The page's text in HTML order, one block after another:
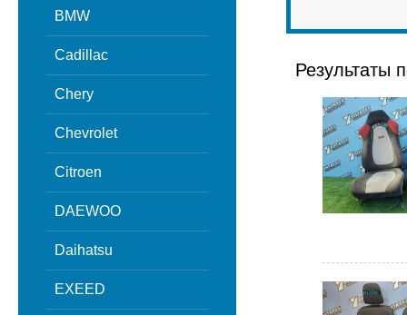
BMW
Cadillac
Chery
Chevrolet
Citroen
DAEWOO
Daihatsu
EXEED
Результаты